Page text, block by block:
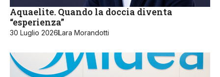
Aquaelite. Quando la doccia diventa
“esperienza”
30 Luglio 2026Lara Morandotti